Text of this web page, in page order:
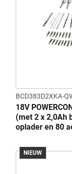
BCD383D2XKA-
18V
(met 2 x 2,0Ah
oplader en 80
NIEUW